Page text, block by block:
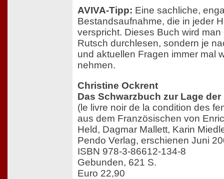
AVIVA-Tipp: Eine sachliche,
Bestandsaufnahme, die in jeder
verspricht. Dieses Buch wird
Rutsch durchlesen, sondern je
und aktuellen Fragen immer mal
nehmen.
Christine Ockrent
Das Schwarzbuch zur Lage der
(le livre noir de la condition des
aus dem Französischen von
Held, Dagmar Mallett, Karin
Pendo Verlag, erschienen Juni
ISBN 978-3-86612-134-8
Gebunden, 621 S.
Euro 22,90